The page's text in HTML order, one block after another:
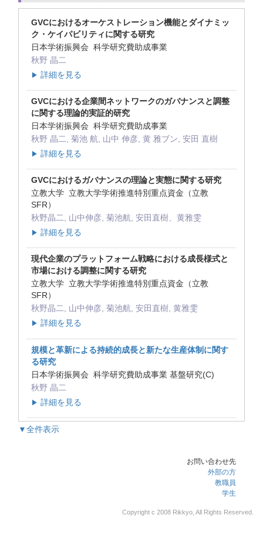
GVCにおけるオーケストレーション機能とダイナミッ
ク・ケイパビリティに関する研究
日本学術振興会 科学研究費助成事業
秋野 晶二
▶ 詳細を見る
GVCにおける企業間ネットワークのガバナンスと調整
に関する理論的実証的研究
日本学術振興会 科学研究費助成事業
秋野 晶二, 菊池 航, 山中 伸彦, 黄 雅ブン, 安田 直樹
▶ 詳細を見る
GVCにおけるガバナンスの理論と実態に関する研究
立教大学 立教大学学術推進特別重点資金（立教
SFR）
秋野晶二, 山中伸彦, 菊池航, 安田直樹、黄雅雯
▶ 詳細を見る
現代企業のプラットフォーム戦略における成長様式と
市場における調整に関する研究
立教大学 立教大学学術推進特別重点資金（立教
SFR）
秋野晶二, 山中伸彦, 菊池航, 安田直樹, 黄雅雯
▶ 詳細を見る
規模と革新による持続的成長と新たな生産体制に関す
る研究
日本学術振興会 科学研究費助成事業 基盤研究(C)
秋野 晶二
▶ 詳細を見る
▼全件表示
お問い合わせ先
外部の方
教職員
学生
Copyright c 2008 Rikkyo, All Rights Reserved.